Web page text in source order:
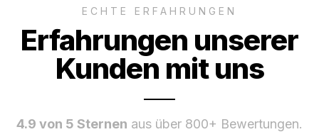
ECHTE ERFAHRUNGEN
Erfahrungen unserer
Kunden mit uns
4.9 von 5 Sternen aus über 800+ Bewertungen.